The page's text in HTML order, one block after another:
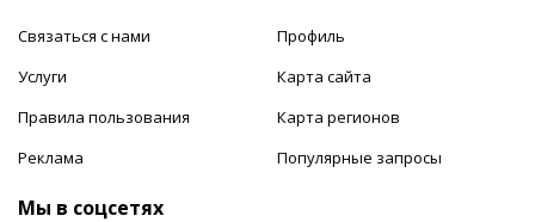
Связаться с нами
Услуги
Правила пользования
Реклама
Профиль
Карта сайта
Карта регионов
Популярные запросы
Мы в соцсетях